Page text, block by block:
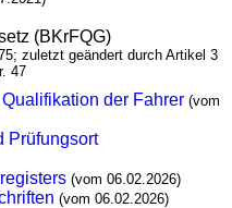
(BKrFQG)
zuletzt geändert durch Artikel 3
47
der Fahrer (vom
Prüfungsort
(vom 06.02.2026)
(vom 06.02.2026)